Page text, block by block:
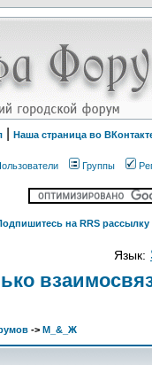
Наша страница во
Группы
на RRS
Язык:
-> М_&_Ж